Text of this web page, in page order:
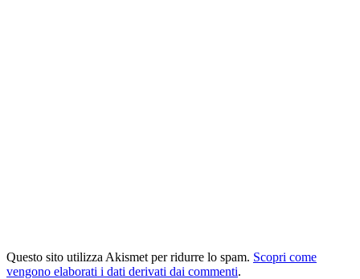
Questo sito utilizza Akismet per ridurre lo spam. Scopri come
vengono elaborati i dati derivati dai commenti.